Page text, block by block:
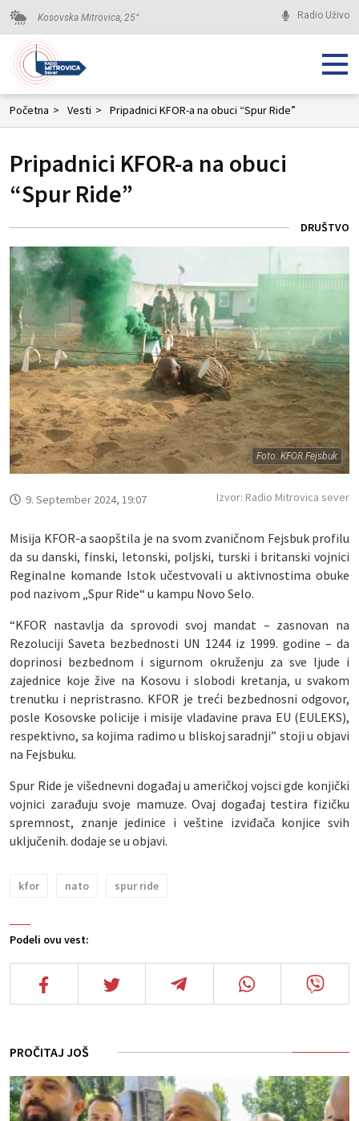
Kosovska Mitrovica, 25° Radio Uživo
Početna > Vesti > Pripadnici KFOR-a na obuci “Spur Ride”
Pripadnici KFOR-a na obuci
“Spur Ride”
DRUŠTVO
Foto: KFOR Fejsbuk
Podeli ovu vest:
9. September 2024, 19:07 Izvor: Radio Mitrovica sever
Misija KFOR-a saopštila je na svom zvaničnom Fejsbuk profilu
da su danski, finski, letonski, poljski, turski i britanski vojnici
Reginalne komande Istok učestvovali u aktivnostima obuke
pod nazivom „Spur Ride“ u kampu Novo Selo.
“KFOR nastavlja da sprovodi svoj mandat – zasnovan na
Rezoluciji Saveta bezbednosti UN 1244 iz 1999. godine – da
doprinosi bezbednom i sigurnom okruženju za sve ljude i
zajednice koje žive na Kosovu i slobodi kretanja, u svakom
trenutku i nepristrasno. KFOR je treći bezbednosni odgovor,
posle Kosovske policije i misije vladavine prava EU (EULEKS),
respektivno, sa kojima radimo u bliskoj saradnji” stoji u objavi
na Fejsbuku.
Spur Ride je višednevni događaj u američkoj vojsci gde konjički
vojnici zarađuju svoje mamuze. Ovaj događaj testira fizičku
spremnost, znanje jedinice i veštine izviđača konjice svih
uključenih. dodaje se u objavi.
kfor nato spur ride
PROČITAJ JOŠ